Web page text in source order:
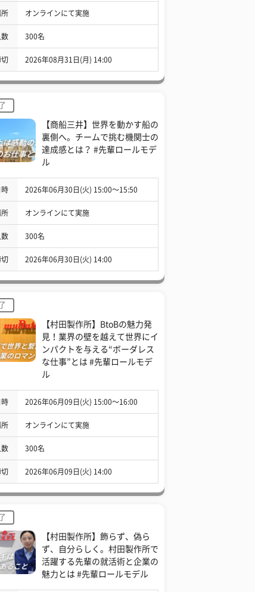
所 オンラインにて実施
数 300名
切 2026年08月31日(月) 14:00
【商船三井】世界を動かす船の
裏側へ。チームで挑む機関士の
達成感とは？ #先輩ロールモデ
ル
時 2026年06月30日(火) 15:00〜15:50
所 オンラインにて実施
数 300名
切 2026年06月30日(火) 14:00
【村田製作所】BtoBの魅力発
見！業界の壁を越えて世界にイ
ンパクトを与える“ボーダレス
な仕事”とは #先輩ロールモデ
ル
時 2026年06月09日(火) 15:00〜16:00
所 オンラインにて実施
数 300名
切 2026年06月09日(火) 14:00
【村田製作所】飾らず、偽ら
ず、自分らしく。村田製作所で
活躍する先輩の就活術と企業の
魅力とは #先輩ロールモデル